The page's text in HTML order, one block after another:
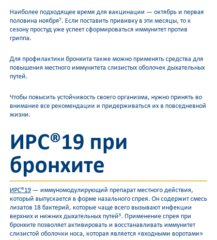
Наиболее подходящее время для вакцинации — октябрь и первая
половина ноября7. Если поставить прививку в эти месяцы, то к
сезону простуд уже успеет сформироваться иммунитет против
гриппа.
Для профилактики бронхита также можно применять средства для
повышения местного иммунитета слизистых оболочек дыхательных
путей.
Чтобы повысить устойчивость своего организма, нужно принять во
внимание все рекомендации и придерживаться их в повседневной
жизни.
ИРС®19 при
бронхите
ИРС®19 — иммуномодулирующий препарат местного действия,
который выпускается в форме назального спрея. Он содержит смесь
лизатов 18 бактерий, которые чаще всего вызывают инфекции
верхних и нижних дыхательных путей3 . Применение спрея при
бронхите позволяет активировать и восстанавливать иммунитет
слизистой оболочки носа, которая является «входными воротами»